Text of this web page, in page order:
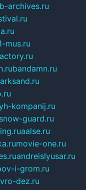
archives.ru
mus.ru
bandamn.ru
kompanij.ru
snow-guard.ru
aalse.ru
movie-one.ru
andreislyusar.ru
i-grom.ru
dez.ru